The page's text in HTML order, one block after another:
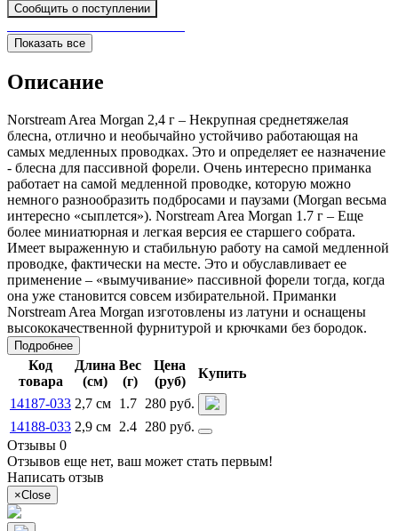
Сообщить о поступлении
Показать все
Описание
Norstream Area Morgan 2,4 г – Некрупная среднетяжелая
блесна, отлично и необычайно устойчиво работающая на
самых медленных проводках. Это и определяет ее назначение
- блесна для пассивной форели. Очень интересно приманка
работает на самой медленной проводке, которую можно
немного разнообразить подбросами и паузами (Morgan весьма
интересно «сыплется»). Norstream Area Morgan 1.7 г – Еще
более миниатюрная и легкая версия ее старшего собрата.
Имеет выраженную и стабильную работу на самой медленной
проводке, фактически на месте. Это и обуславливает ее
применение – «вымучивание» пассивной форели тогда, когда
она уже становится совсем избирательной. Приманки
Norstream Area Morgan изготовлены из латуни и оснащены
высококачественной фурнитурой и крючками без бородок.
Подробнее
Код
товара
Длина
(см)
Вес
(г)
Цена
(руб)
Купить
14187-033 2,7 см 1.7 280 руб.
14188-033 2,9 см 2.4 280 руб.
Отзывы 0
Отзывов еще нет, ваш может стать первым!
Написать отзыв
×Close